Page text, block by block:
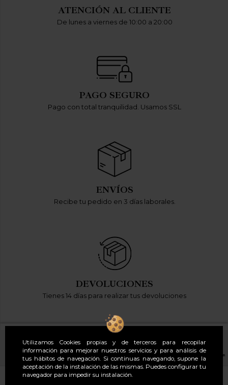
Utilizamos Cookies propias y de terceros para recopilar
información para mejorar nuestros servicios y para análisis de
tus hábitos de navegación. Si continuas navegando, supone la
aceptación de la instalación de las mismas. Puedes configurar tu
navegador para impedir su instalación.
ATENCIÓN AL CLIENTE
De lunes a viernes de 10:00 a 20:00
PAGO SEGURO
Pago con total tranquilidad. Usamos SSL
ENVÍOS
Recibe tu pedido en 3 días laborales.
DEVOLUCIONES
Tienes 14 días para realizar tus devoluciones